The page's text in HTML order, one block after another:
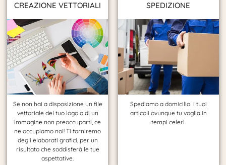
CREAZIONE VETTORIALI
Se non hai a disposizione un file
vettoriale del tuo logo o di un
immagine non preoccuparti, ce
ne occupiamo noi! Ti forniremo
degli elaborati grafici, per un
risultato che soddisferà le tue
aspettative.
SPEDIZIONE
Spediamo a domicilio i tuoi
articoli ovunque tu voglia in
tempi celeri.